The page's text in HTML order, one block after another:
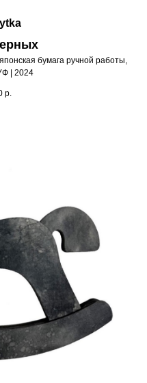
бумага ручной работы,
| 2024
р.